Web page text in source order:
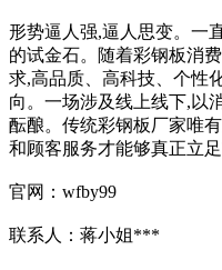
形势逼人强,逼人思变。一
的试金石。随着彩钢板消
求,高品质、高科技、个性
向。一场涉及线上线下,以
酝酿。传统彩钢板厂家唯
和顾客服务才能够真正立
官网：wfby99
联系人：蒋小姐***